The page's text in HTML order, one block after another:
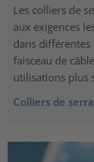
Les colliers de
aux exigences
dans différentes
faisceau de
utilisations plus
Colliers de